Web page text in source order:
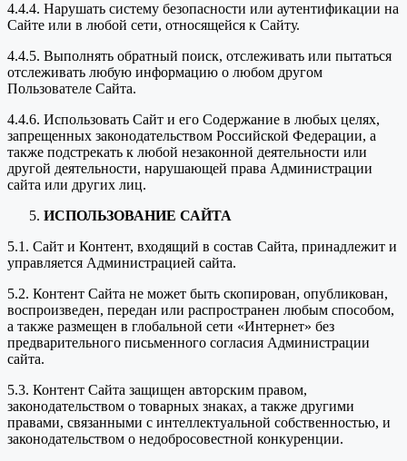
4.4.4. Нарушать систему безопасности или аутентификации на
Сайте или в любой сети, относящейся к Сайту.
4.4.5. Выполнять обратный поиск, отслеживать или пытаться
отслеживать любую информацию о любом другом
Пользователе Сайта.
4.4.6. Использовать Сайт и его Содержание в любых целях,
запрещенных законодательством Российской Федерации, а
также подстрекать к любой незаконной деятельности или
другой деятельности, нарушающей права Администрации
сайта или других лиц.
ИСПОЛЬЗОВАНИЕ САЙТА
5.1. Сайт и Контент, входящий в состав Сайта, принадлежит и
управляется Администрацией сайта.
5.2. Контент Сайта не может быть скопирован, опубликован,
воспроизведен, передан или распространен любым способом,
а также размещен в глобальной сети «Интернет» без
предварительного письменного согласия Администрации
сайта.
5.3. Контент Сайта защищен авторским правом,
законодательством о товарных знаках, а также другими
правами, связанными с интеллектуальной собственностью, и
законодательством о недобросовестной конкуренции.